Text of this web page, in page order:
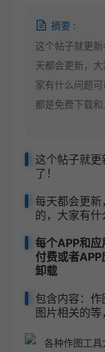
摘要 :
这个帖子就更
天都会更新，
家有什么问题
都是免费下载
这个帖子就更
了！
每天都会更
的，大家有
每个APP和
付费或者
卸载
包含内容：
图片相关的等